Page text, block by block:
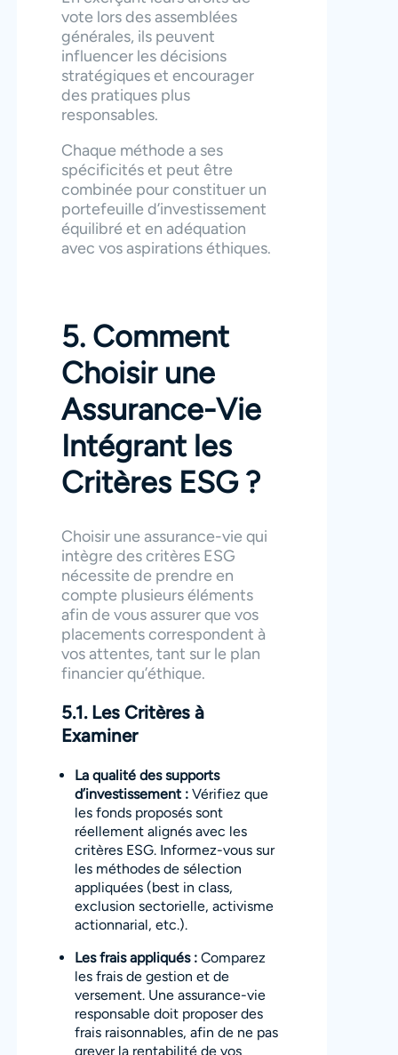
vote lors des assemblées
générales, ils peuvent
influencer les décisions
stratégiques et encourager
des pratiques plus
responsables.
Chaque méthode a ses
spécificités et peut être
combinée pour constituer un
portefeuille d’investissement
équilibré et en adéquation
avec vos aspirations éthiques.
5. Comment
Choisir une
Assurance-Vie
Intégrant les
Critères ESG ?
Choisir une assurance-vie qui
intègre des critères ESG
nécessite de prendre en
compte plusieurs éléments
afin de vous assurer que vos
placements correspondent à
vos attentes, tant sur le plan
financier qu’éthique.
5.1. Les Critères à
Examiner
La qualité des supports
d’investissement :Vérifiez que
les fonds proposés sont
réellement alignés avec les
critères ESG. Informez-vous sur
les méthodes de sélection
appliquées (best in class,
exclusion sectorielle, activisme
actionnarial, etc.).
Les frais appliqués :Comparez
les frais de gestion et de
versement. Une assurance-vie
responsable doit proposer des
frais raisonnables, afin de ne pas
grever la rentabilité de vos